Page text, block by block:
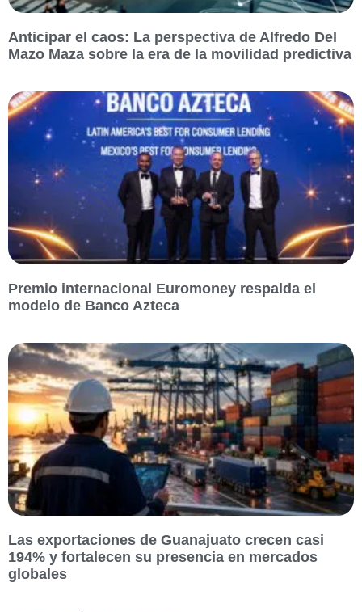
Anticipar el caos: La perspectiva de Alfredo Del
Mazo Maza sobre la era de la movilidad predictiva
Premio internacional Euromoney respalda el
modelo de Banco Azteca
Las exportaciones de Guanajuato crecen casi
194% y fortalecen su presencia en mercados
globales